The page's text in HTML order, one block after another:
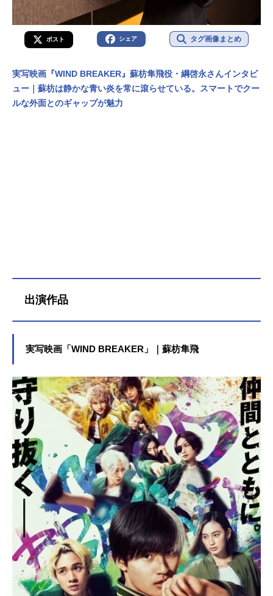
ポスト シェア タグ画像まとめ
実写映画『WIND BREAKER』蘇枋隼飛役・綱啓永さんインタビ
ュー｜蘇枋は静かな青い炎を常に滾らせている。スマートでクー
ルな外面とのギャップが魅力
出演作品
実写映画「WIND BREAKER」｜蘇枋隼飛